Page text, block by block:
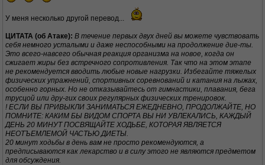
У меня несколько другой перевод...
ЦИТАТА (об Атаке): В течение первых двух дней вы можете чувствовать
себя немного усталыми и даже неспособными на продолжение дие-ты.
Это всего-навсего обычная реакция организма на новое, когда он
сжигает жиры без встречного сопротивления. Так что на этом этапе
не рекомендуется вводить любые новые нагрузки. Избегайте тяжелых
физических упражнений, спортивных соревнований и катания на лыжах,
особенно горных. Но не отказывайтесь от гимнастики, плавания, бега
трусцой или дру-гих своих регулярных физических тренировок.
! ЕСЛИ ВЫ ПРИВЫКЛИ ЗАНИМАТЬСЯ ЕЖЕДНЕВНО, ПРОДОЛЖАЙТЕ, НО
ПОМНИТЕ: КАКИМ БЫ ВИДОМ СПОРТА ВЫ НИ УВЛЕКАЛИСЬ, КАЖДЫЙ
ДЕНЬ 20 МИНУТ ПОСВЯЩАЙТЕ ХОДЬБЕ, КОТОРАЯ ЯВЛЯЕТСЯ
НЕОТЪЕМЛЕМОЙ ЧАСТЬЮ ДИЕТЫ.
20 минут ходьбы в день вам не просто рекомендуются, а
предписываются как лекарство и в силу этого не являются предметом
для обсуждения.